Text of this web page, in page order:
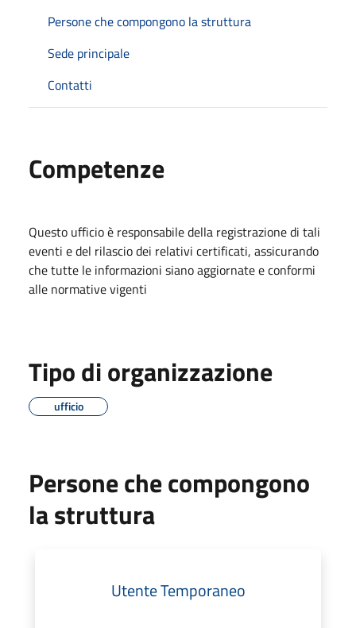
Persone che compongono la struttura
Sede principale
Contatti
Competenze
Questo ufficio è responsabile della registrazione di tali
eventi e del rilascio dei relativi certificati, assicurando
che tutte le informazioni siano aggiornate e conformi
alle normative vigenti
Tipo di organizzazione
ufficio
Persone che compongono
la struttura
Utente Temporaneo